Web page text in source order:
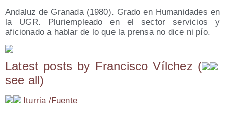
Andaluz de Granada (1980). Grado en Humanidades en
la UGR. Pluriempleado en el sector servicios y
aficionado a hablar de lo que la prensa no dice ni pío.
Latest posts by Fran­cis­co Víl­chez (
see all)
Itu­rria /​Fuen­te